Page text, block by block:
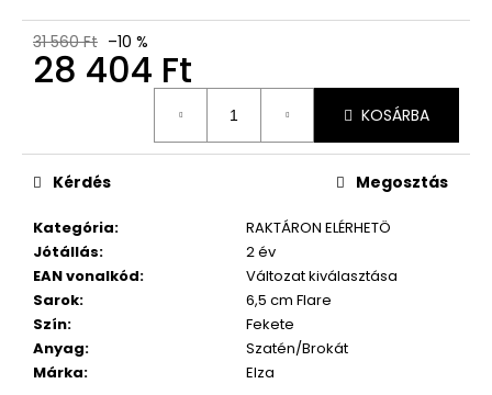
31 560 Ft –10 %
28 404 Ft
KOSÁRBA
Kategória:
RAKTÁRON ELÉRHETÖ
Jótállás:
2 év
EAN vonalkód:
Változat kiválasztása
Sarok:
6,5 cm Flare
Szín:
Fekete
Anyag:
Szatén/Brokát
Márka: Elza
Kérdés Megosztás